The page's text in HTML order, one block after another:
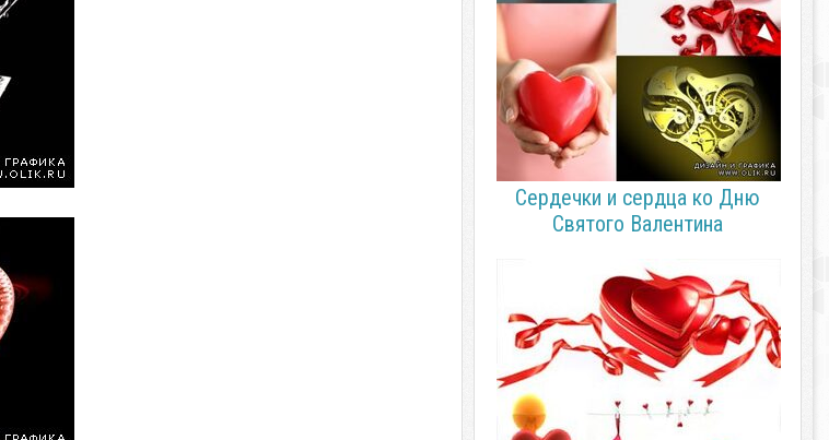
Сердечки и сердца ко Дню
Святого Валентина